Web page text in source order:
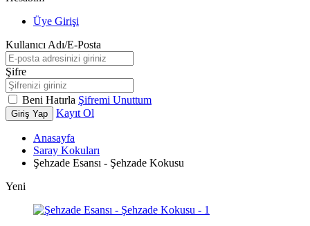
Üye Girişi
Kullanıcı Adı/E-Posta
Şifre
Beni Hatırla Şifremi Unuttum
Giriş Yap Kayıt Ol
Anasayfa
Saray Kokuları
Şehzade Esansı - Şehzade Kokusu
Yeni